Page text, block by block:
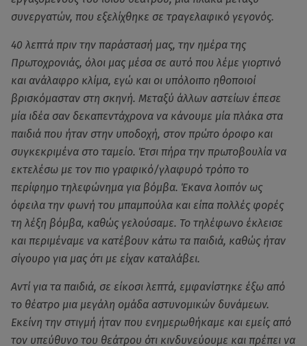
συνεργατών, που εξελίχθηκε σε τραγελαφικό γεγονός.
40 λεπτά πριν την παράστασή μας, την ημέρα της
Πρωτοχρονιάς, όλοι μας μέσα σε αυτό που λέμε γιορτινό
και ανάλαφρο κλίμα, εγώ και οι υπόλοιπο ηθοποιοί
βρισκόμασταν στη σκηνή. Μεταξύ άλλων αστείων έπεσε
μία ιδέα σαν δεκαπεντάχρονα να κάνουμε μία πλάκα στα
παιδιά που ήταν στην υποδοχή, στον πρώτο όροφο και
συγκεκριμένα στο ταμείο. Έτσι πήρα την πρωτοβουλία να
εκτελέσω με τον πιο γραφικό/γλαφυρό τρόπο το
περίφημο τηλεφώνημα για βόμβα. Έκανα λοιπόν ως
όφειλα την φωνή του μπαμπούλα και είπα πολλές φορές
τη λέξη βόμβα, καθώς γελούσαμε. Το τηλέφωνο έκλεισε
και περιμέναμε να κατέβουν κάτω τα παιδιά, καθώς ήταν
σίγουρο για μας ότι με είχαν καταλάβει.
Αντί για τα παιδιά, σε είκοσι λεπτά, εμφανίστηκε έξω από
το θέατρο μια μεγάλη ομάδα αστυνομικών δυνάμεων.
Εκείνη την στιγμή ήταν που ενημερωθήκαμε και εμείς από
τον υπεύθυνο του θεάτρου ότι κινδυνεύουμε και πρέπει να